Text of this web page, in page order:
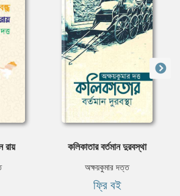
রায় কলিকাতার বর্তমান দুরবস্থা
অক্ষয়কুমার দত্ত
ফ্রি বই